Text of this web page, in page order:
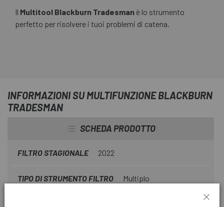
Il Multitool Blackburn Tradesman è lo strumento
perfetto per risolvere i tuoi problemi di catena.
INFORMAZIONI SU MULTIFUNZIONE BLACKBURN
TRADESMAN
SCHEDA PRODOTTO
FILTRO STAGIONALE 2022
TIPO DI STRUMENTO FILTRO Multiplo